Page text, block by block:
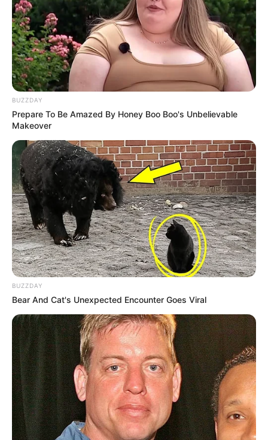
BUZZDAY
Prepare To Be Amazed By Honey Boo Boo's Unbelievable
Makeover
BUZZDAY
Bear And Cat's Unexpected Encounter Goes Viral